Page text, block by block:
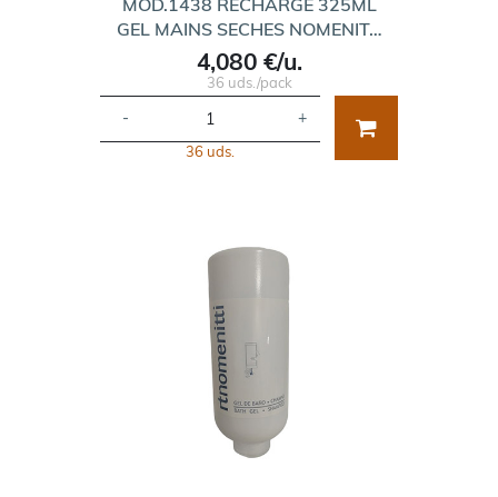
GEL MAINS SECHES NOMENIT…
4,080 €/u.
36 uds./pack
- +
36 uds.